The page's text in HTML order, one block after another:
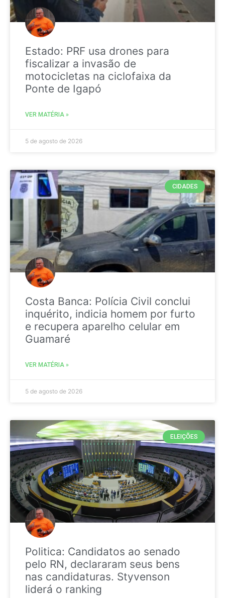
Estado: PRF usa drones para
fiscalizar a invasão de
motocicletas na ciclofaixa da
Ponte de Igapó
VER MATÉRIA »
5 de agosto de 2026
CIDADES
Costa Banca: Polícia Civil conclui
inquérito, indicia homem por furto
e recupera aparelho celular em
Guamaré
VER MATÉRIA »
5 de agosto de 2026
ELEIÇÕES
Politica: Candidatos ao senado
pelo RN, declararam seus bens
nas candidaturas. Styvenson
liderá o ranking